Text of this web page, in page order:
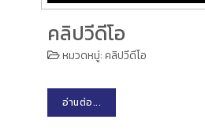
คลิปวีดีโอ
หมวดหมู่:คลิปวีดีโอ
อ่านต่อ...